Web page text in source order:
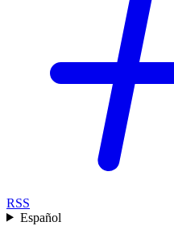
RSS
Español